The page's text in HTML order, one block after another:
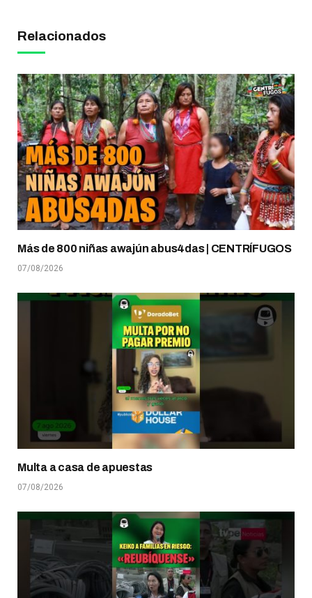
Relacionados
Más de 800 niñas awajún abus4das | CENTRÍFUGOS
07/08/2026
Multa a casa de apuestas
07/08/2026